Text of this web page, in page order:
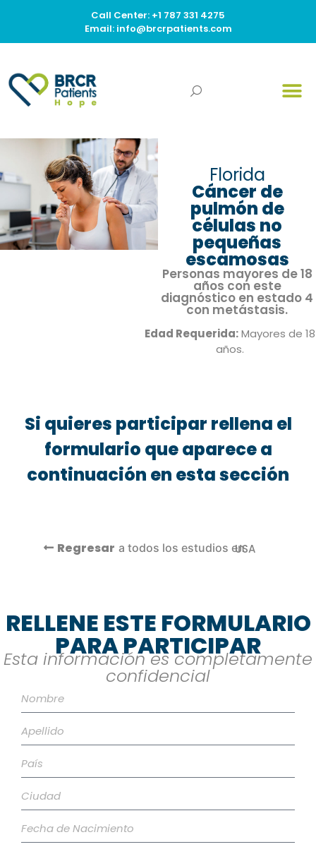
Call Center: +1 787 331 4275
Email: info@brcrpatients.com
Florida
Cáncer de
pulmón de
células no
pequeñas
escamosas
Personas mayores de 18
años con este
diagnóstico en estado 4
con metástasis.
Edad Requerida:Mayores de 18
años.
Si quieres participar rellena el
formulario que aparece a
continuación en esta sección
Regresar a todos los estudios enUSA
RELLENE ESTE FORMULARIO
PARA PARTICIPAR
Esta información es completamente
confidencial